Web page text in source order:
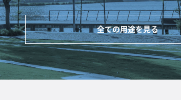
全ての用途を見る